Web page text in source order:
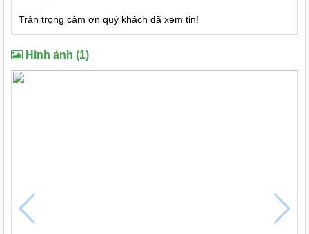
Trân trọng cảm ơn quý khách đã xem tin!
Hình ảnh (1)